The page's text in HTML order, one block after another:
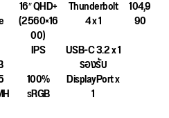
16″ QHD+
(2560×16
00)
IPS
100%
sRGB
Thunderbolt
4 x 1
USB-C 3.2 x 1
รองรับ
DisplayPort x
1
104,9
90